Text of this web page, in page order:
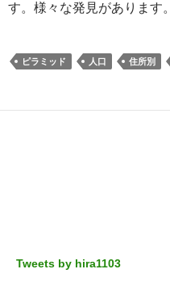
す。様々な発見があります。
ピラミッド 人口 住所別
Tweets by hira1103